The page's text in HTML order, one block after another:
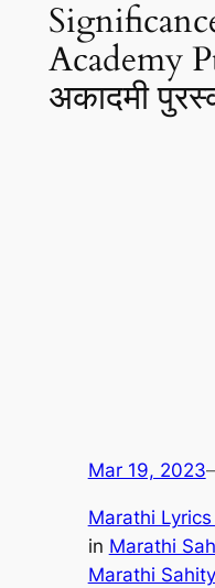
Academy
अकादमी
Mar 19, 2023
Marathi Lyrics
in Marathi
Marathi